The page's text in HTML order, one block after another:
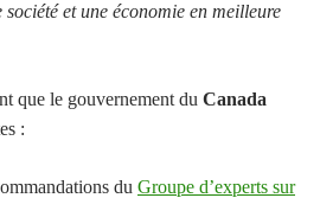
et une économie en meilleure
que le gouvernement du Canada
:
du Groupe d’experts sur